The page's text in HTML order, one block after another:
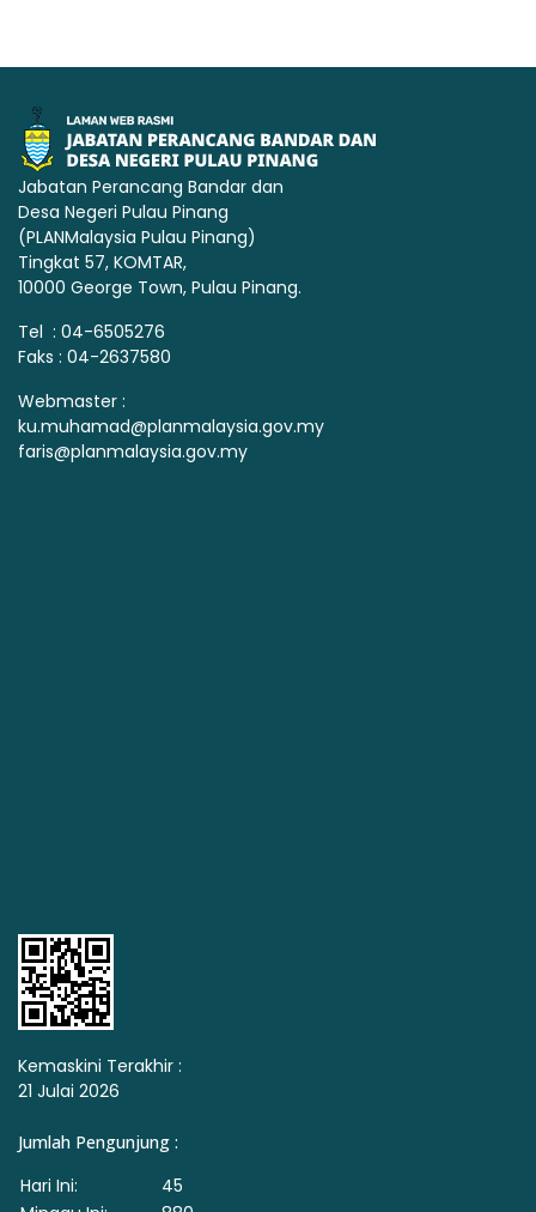
Jabatan Perancang Bandar dan
Desa Negeri Pulau Pinang
(PLANMalaysia Pulau Pinang)
Tingkat 57, KOMTAR,
10000 George Town, Pulau Pinang.
Tel : 04-6505276
Faks : 04-2637580
Webmaster :
ku.muhamad@planmalaysia.gov.my
faris@planmalaysia.gov.my
Kemaskini Terakhir :
21 Julai 2026
Jumlah Pengunjung :
Hari Ini:
45